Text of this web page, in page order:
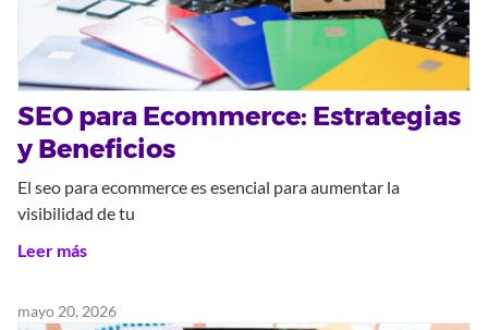
SEO para Ecommerce: Estrategias
y Beneficios
El seo para ecommerce es esencial para aumentar la
visibilidad de tu
Leer más
mayo 20, 2026